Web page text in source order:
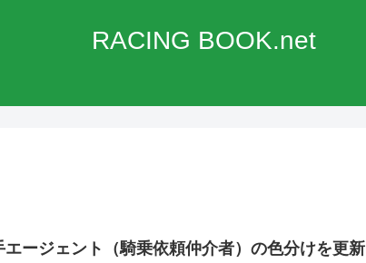
RACING BOOK.net
エージェント（騎乗依頼仲介者）の色分けを更新